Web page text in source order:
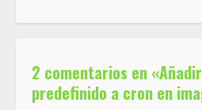
2 comentarios en «
predefinido a cron en